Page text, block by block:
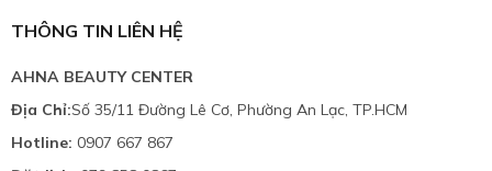
THÔNG TIN LIÊN HỆ
AHNA BEAUTY CENTER
Địa Chỉ:Số 35/11 Đường Lê Cơ, Phường An Lạc, TP.HCM
Hotline: 0907 667 867